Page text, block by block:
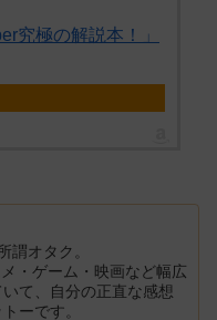
究極の解説本！」
謂オタク。
・ゲーム・映画など幅広
て、自分の正直な感想
ーです。